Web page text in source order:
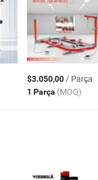
$3.050,00/ Parça
1 Parça (MOQ)